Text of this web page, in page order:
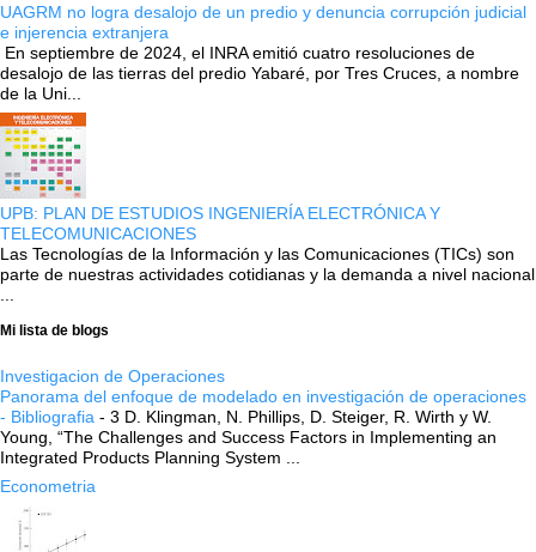
UAGRM no logra desalojo de un predio y denuncia corrupción judicial
e injerencia extranjera
En septiembre de 2024, el INRA emitió cuatro resoluciones de
desalojo de las tierras del predio Yabaré, por Tres Cruces, a nombre
de la Uni...
UPB: PLAN DE ESTUDIOS INGENIERÍA ELECTRÓNICA Y
TELECOMUNICACIONES
Las Tecnologías de la Información y las Comunicaciones (TICs) son
parte de nuestras actividades cotidianas y la demanda a nivel nacional
Mi lista de blogs
Investigacion de Operaciones
Panorama del enfoque de modelado en investigación de operaciones
- Bibliografia - 3 D. Klingman, N. Phillips, D. Steiger, R. Wirth y W.
Young, “The Challenges and Success Factors in Implementing an
Integrated Products Planning System ...
Econometria